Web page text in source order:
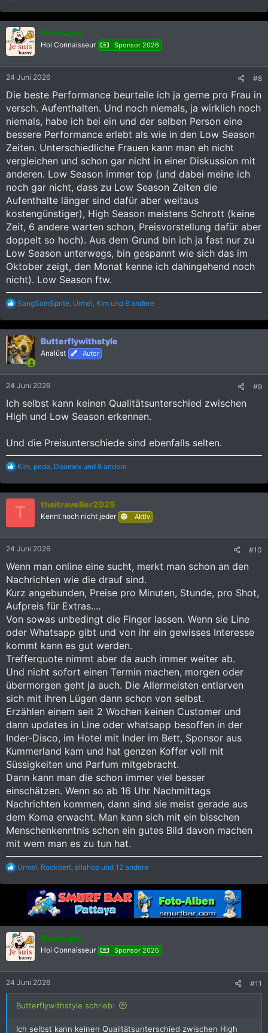
a
k
t
i
o
n
Bloewquu
Hoi Connaisseur Sponsor 2026
24 Juni 2026 #8
Die beste Performance beurteile ich ja gerne pro Frau in
versch. Aufenthalten. Und noch niemals, ja wirklich noch
niemals, habe ich bei ein und der selben Person eine
bessere Performance erlebt als wie in den Low Season
Zeiten. Unterschiedliche Frauen kann man eh nicht
vergleichen und schon gar nicht in einer Diskussion mit
anderen. Low Season immer top (und dabei meine ich
noch gar nicht, dass zu Low Season Zeiten die
Aufenthalte länger sind dafür aber weitaus
kostengünstiger), High Season meistens Schrott (keine
Zeit, 6 andere warten schon, Preisvorstellung dafür aber
doppelt so hoch). Aus dem Grund bin ich ja fast nur zu
Low Season unterwegs, bin gespannt wie sich das im
Oktober zeigt, den Monat kenne ich dahingehend noch
nicht). Low Season ftw.
R
a
k
t
i
o
n
SangSomSprite Urmel KIm und 8 andere
Butterflywithstyle
Analüst Autor
24 Juni 2026 #9
Ich selbst kann keinen Qualitätsunterschied zwischen
High und Low Season erkennen.
Und die Preisunterschiede sind ebenfalls selten.
R
a
k
n
KIm peda Doomex und 6 andere
T thaitraveller2025
Kennt noch nicht jeder Aktiv
24 Juni 2026 #10
Wenn man online eine sucht, merkt man schon an den
Nachrichten wie die drauf sind.
Kurz angebunden, Preise pro Minuten, Stunde, pro Shot,
Aufpreis für Extras....
Von sowas unbedingt die Finger lassen. Wenn sie Line
oder Whatsapp gibt und von ihr ein gewisses Interesse
kommt kann es gut werden.
Trefferquote nimmt aber da auch immer weiter ab.
Und nicht sofort einen Termin machen, morgen oder
übermorgen geht ja auch. Die Allermeisten entlarven
sich mit ihren Lügen dann schon von selbst.
Erzählen einem seit 2 Wochen keinen Customer und
dann updates in Line oder whatsapp besoffen in der
Inder-Disco, im Hotel mit Inder im Bett, Sponsor aus
Kummerland kam und hat genzen Koffer voll mit
Süssigkeiten und Parfum mitgebracht.
Dann kann man die schon immer viel besser
einschätzen. Wenn so ab 16 Uhr Nachmittags
Nachrichten kommen, dann sind sie meist gerade aus
dem Koma erwacht. Man kann sich mit ein bisschen
Menschenkenntnis schon ein gutes Bild davon machen
mit wem man es zu tun hat.
R
a
n
e
n
:
Urmel Rockbert allahop und 12 andere
Bloewquu
Hoi Connaisseur Sponsor 2026
24 Juni 2026 #11
Butterflywithstyle schrieb:
Ich selbst kann keinen Qualitätsunterschied zwischen High